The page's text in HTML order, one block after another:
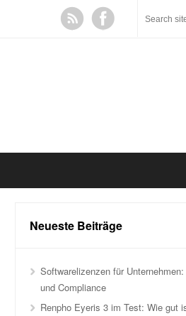
Neueste Beiträge
Softwarelizenzen für
und Compliance
Renpho Eyeris 3 im Test: Wie gut